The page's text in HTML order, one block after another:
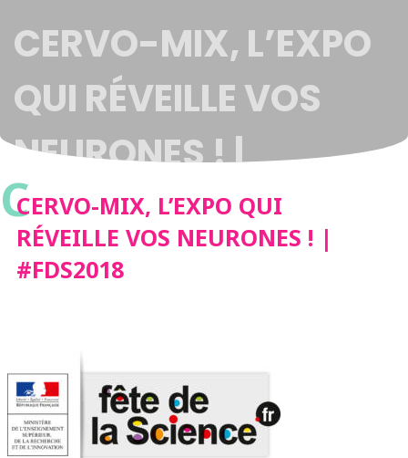
CERVO-MIX, L’EXPO
QUI RÉVEILLE VOS
NEURONES ! |
#FDS2018
CCERVO-MIX, L’EXPO QUI
RÉVEILLE VOS NEURONES ! |
#FDS2018